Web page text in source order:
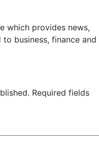
which provides news,
business, finance and
Required fields